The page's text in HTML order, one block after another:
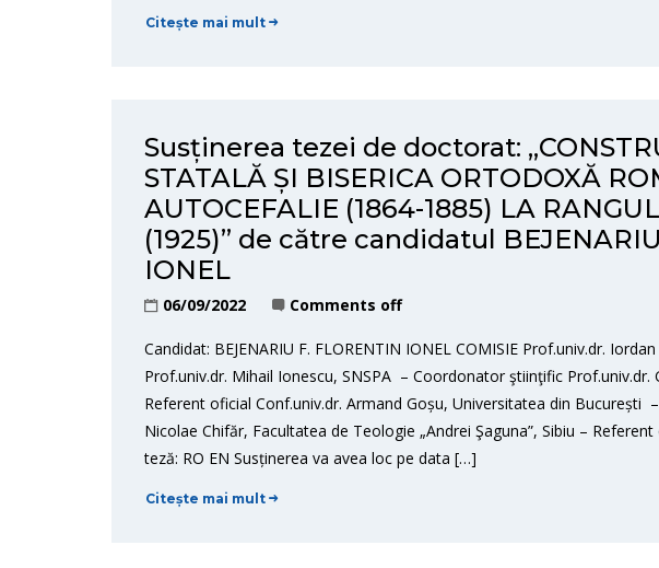
Citește mai mult
Susținerea tezei de doctorat:
STATALĂ ȘI BISERICA ORTODOXĂ
AUTOCEFALIE (1864-1885) LA
(1925)” de către candidatul
IONEL
06/09/2022 Comments off
Candidat: BEJENARIU F. FLORENTIN IONEL COMISIE Prof.univ.dr.
Prof.univ.dr. Mihail Ionescu, SNSPA – Coordonator ştiinţific Prof.univ.dr.
Referent oficial Conf.univ.dr. Armand Goșu, Universitatea din București
Nicolae Chifăr, Facultatea de Teologie „Andrei Şaguna”, Sibiu –
teză: RO EN Susținerea va avea loc pe data […]
Citește mai mult